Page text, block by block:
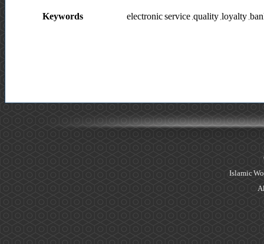
Keywords
electronic service ,quality ,loyalty
Islamic